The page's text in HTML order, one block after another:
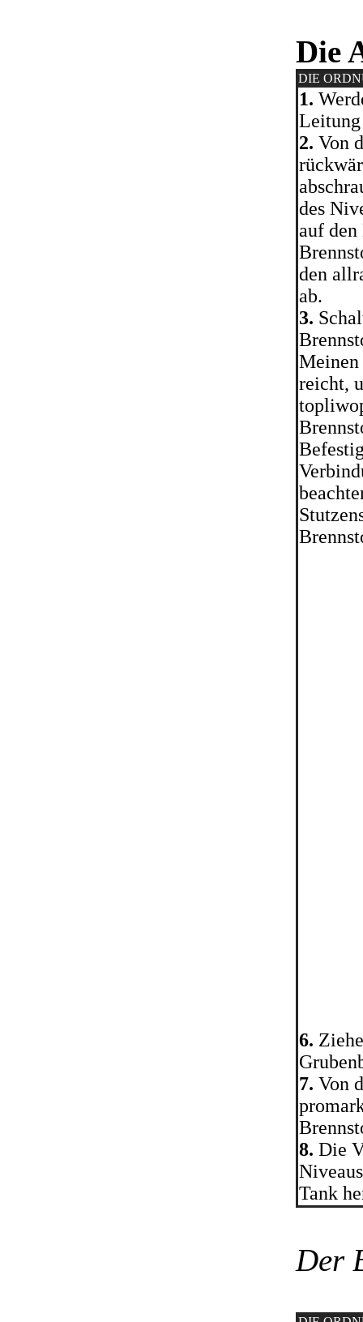
Die
DIE
1.
Leitung
2. Von
des
auf den
den
ab.
3.
Meinen
reicht,
6.
7. Von
8. Die
Tank
Der